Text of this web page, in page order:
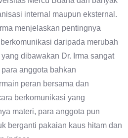
internal maupun eksternal.
menjelaskan pentingnya
daripada merubah
dibawakan Dr. Irma sangat
anggota bahkan
peran bersama dan
berkomunikasi yang
materi, para anggota pun
berganti pakaian kaus hitam dan